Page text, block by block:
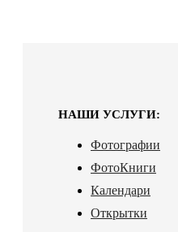
НАШИ УСЛУГИ:
Фотографии
ФотоКниги
Календари
Открытки